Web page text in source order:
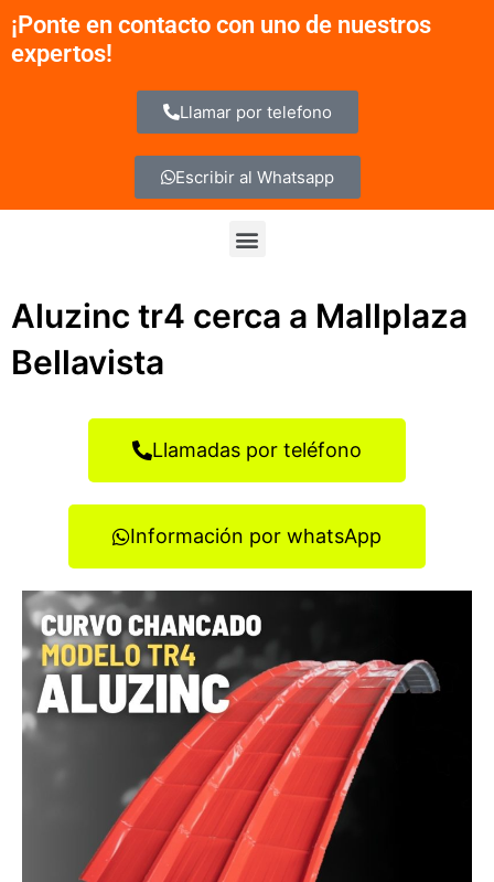
contenido
¡Ponte en contacto con uno de nuestros
expertos!
Llamar por telefono
Escribir al Whatsapp
Menu
Aluzinc tr4 cerca a Mallplaza
Bellavista
Llamadas por teléfono
Información por whatsApp